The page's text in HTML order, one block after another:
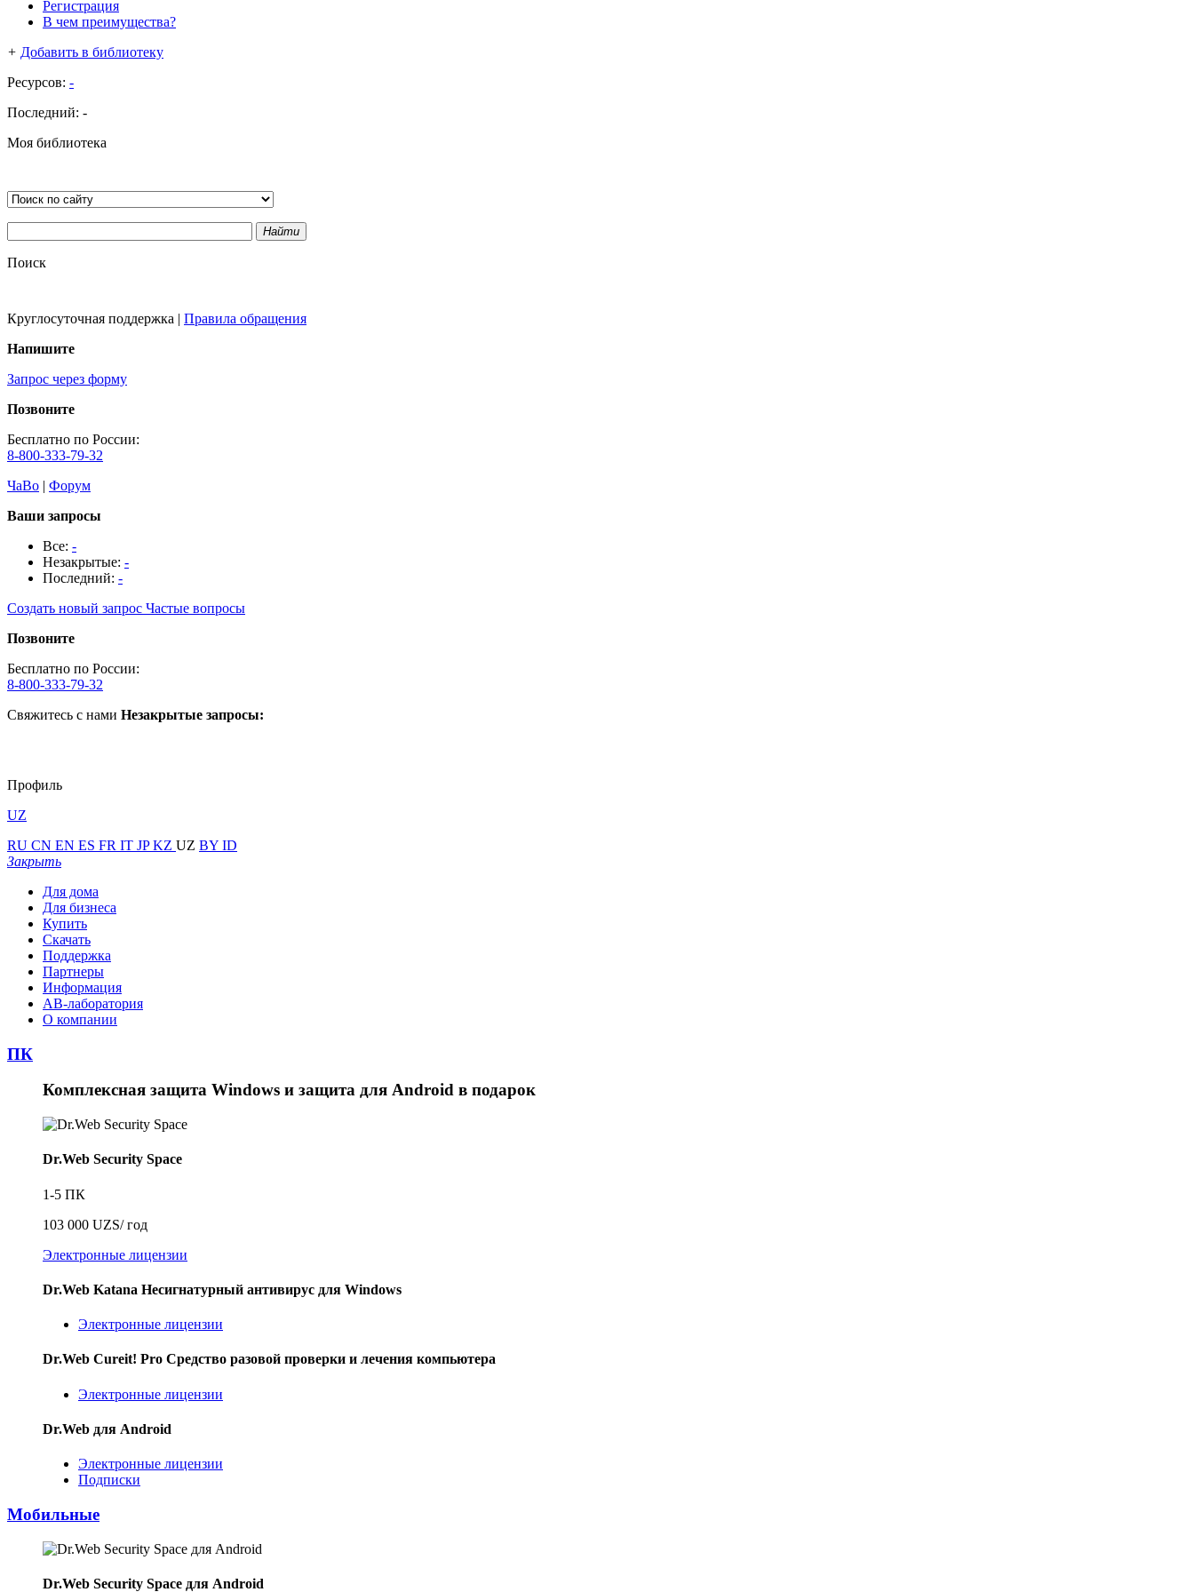
Регистрация
В чем преимущества?
+ Добавить в библиотеку
Ресурсов: -
Последний: -
Моя библиотека
Найти
Поиск
Круглосуточная поддержка | Правила обращения
Напишите
Запрос через форму
Позвоните
Бесплатно по России:
8-800-333-79-32
ЧаВо | Форум
Ваши запросы
Все: -
Незакрытые: -
Последний: -
Создать новый запрос Частые вопросы
Позвоните
Бесплатно по России:
8-800-333-79-32
Свяжитесь с нами Незакрытые запросы:
Профиль
UZ
RU CN EN ES FR IT JPKZ UZ BY ID
Закрыть
Для дома
Для бизнеса
Купить
Скачать
Поддержка
Партнеры
Информация
АВ-лаборатория
О компании
ПК
Комплексная защита Windows и защита для Android в подарок
Dr.Web Security Space
1-5 ПК
103 000 UZS/ год
Электронные лицензии
Dr.Web Katana Несигнатурный антивирус для Windows
Электронные лицензии
Dr.Web Cureit! Pro Средство разовой проверки и лечения компьютера
Электронные лицензии
Dr.Web для Android
Электронные лицензии
Подписки
Мобильные
Dr.Web Security Space для Android